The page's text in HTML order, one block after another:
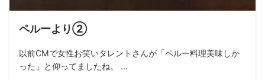
ペルーより②
以前CMで女性お笑いタレントさんが「ペルー料理美味しか
った」と仰ってましたね。 ...